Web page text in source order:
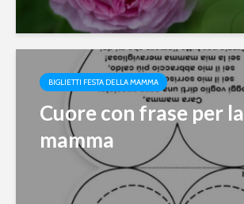
BIGLIETTI FESTA DELLA MAMMA
Cuore con frase per la
mamma